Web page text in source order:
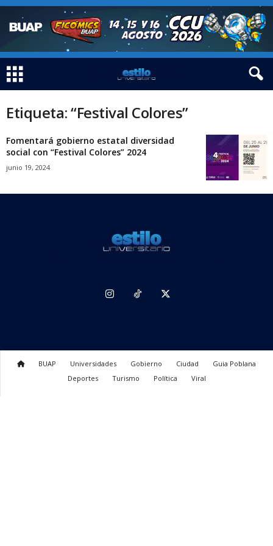
Etiqueta: “Festival Colores”
Fomentará gobierno estatal diversidad
social con “Festival Colores” 2024
junio 19, 2024
BUAP Universidades Gobierno Ciudad
Guia Poblana
Deportes
Turismo Política Viral